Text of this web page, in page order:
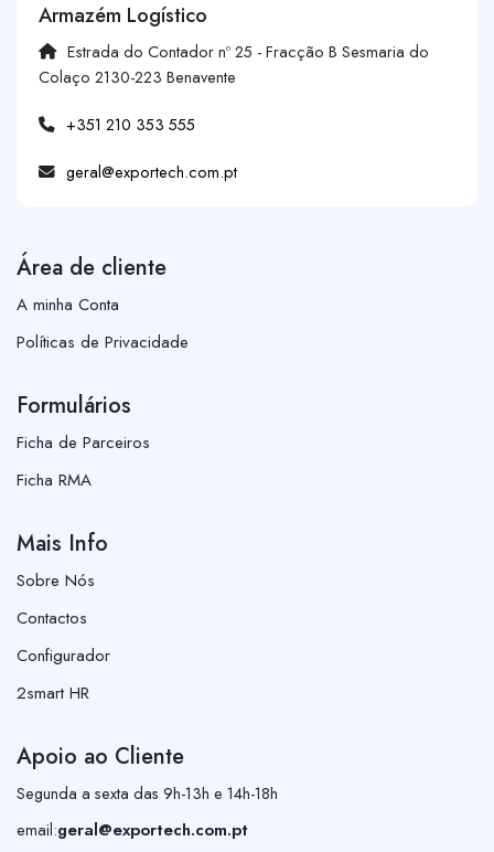
Armazém Logístico
Estrada do Contador nº 25 - Fracção B Sesmaria do
Colaço 2130-223 Benavente
+351 210 353 555
geral@exportech.com.pt
Área de cliente
A minha Conta
Políticas de Privacidade
Formulários
Ficha de Parceiros
Ficha RMA
Mais Info
Sobre Nós
Contactos
Configurador
2smart HR
Apoio ao Cliente
Segunda a sexta das 9h-13h e 14h-18h
email:geral@exportech.com.pt